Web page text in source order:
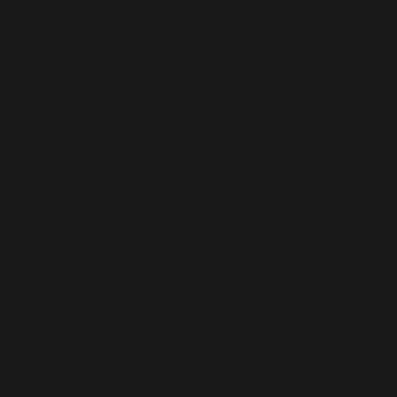
Bida Sao Việt là cơ sở cung cấp bo cơ bida